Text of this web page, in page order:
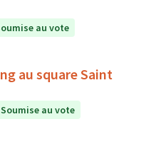
au vote
au square Saint
Soumise au vote